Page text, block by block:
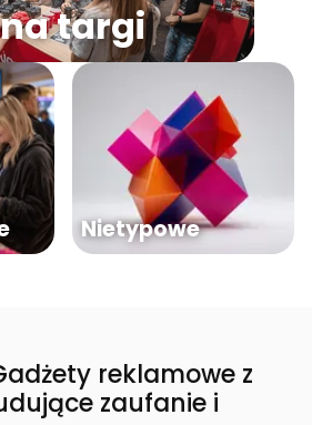
targi
Nietypowe
reklamowe z
zaufanie i